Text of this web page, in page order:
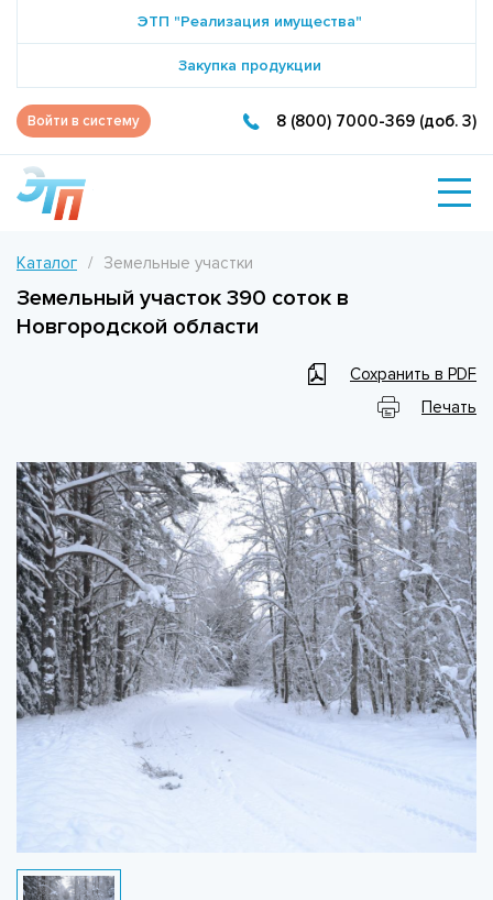
ЭТП "Реализация имущества"
Закупка продукции
Войти в систему 8 (800) 7000-369 (доб. 3)
Каталог Земельные участки
Земельный участок 390 соток в
Новгородской области
Сохранить в PDF
Печать